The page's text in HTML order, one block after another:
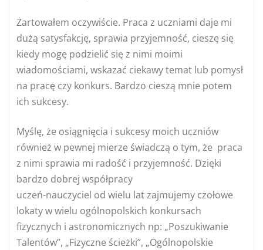
Żartowałem oczywiście. Praca z uczniami daje mi
dużą satysfakcję, sprawia przyjemność, cieszę się
kiedy mogę podzielić się z nimi moimi
wiadomościami, wskazać ciekawy temat lub pomysł
na pracę czy konkurs. Bardzo cieszą mnie potem
ich sukcesy.
Myślę, że osiągnięcia i sukcesy moich uczniów
również w pewnej mierze świadczą o tym, że praca
z nimi sprawia mi radość i przyjemność. Dzięki
bardzo dobrej współpracy
uczeń-nauczyciel od wielu lat zajmujemy czołowe
lokaty w wielu ogólnopolskich konkursach
fizycznych i astronomicznych np: „Poszukiwanie
Talentów”, „Fizyczne ścieżki”, „Ogólnopolskie